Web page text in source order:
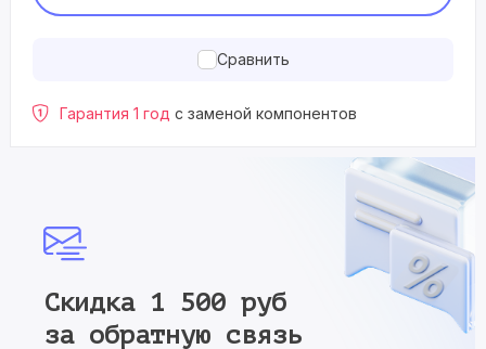
Сравнить
Гарантия 1 год с заменой компонентов
Скидка 1 500 руб
за обратную связь